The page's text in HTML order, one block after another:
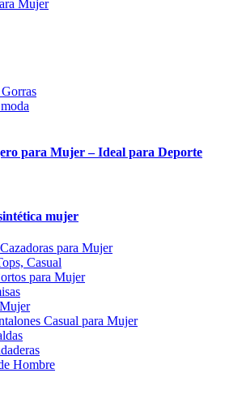
Mujer
para Mujer – Ideal para Deporte
mujer
para Mujer
Casual
para Mujer
Casual para Mujer
Hombre